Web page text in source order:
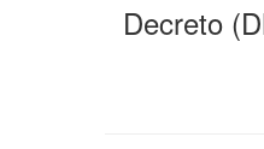
Decreto